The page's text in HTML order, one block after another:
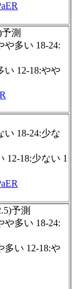
測
や多い 18-24:
い 12-18:やや
い 18-24:少な
12-18:少ない 1
予測
や多い 18-24:
多い 12-18:や